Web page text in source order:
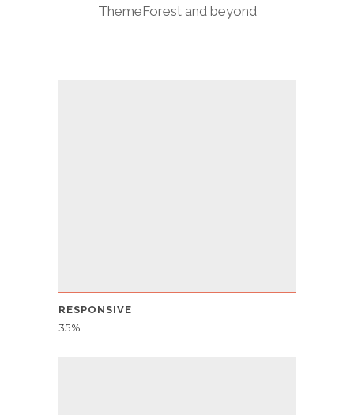
ThemeForest and beyond
RESPONSIVE
35